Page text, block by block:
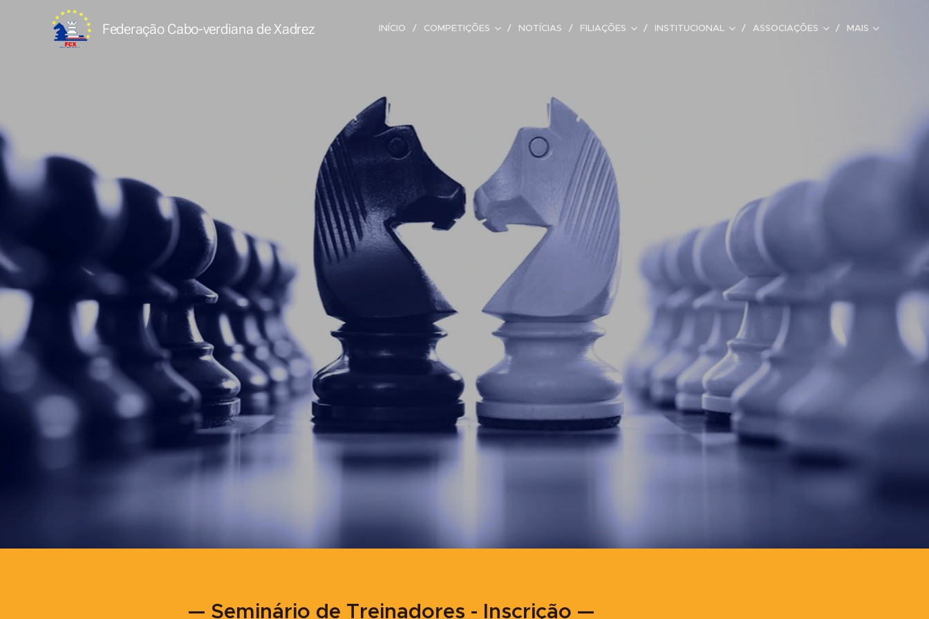
Federação Cabo-verdiana deXadrez INÍCIO COMPETIÇÕES NOTÍCIAS FILIAÇÕES INSTITUCIONAL ASSOCIAÇÕES MAIS
— Seminário de Treinadores - Inscrição —